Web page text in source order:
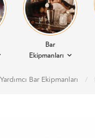
Bar
Ekipmanları
Yardımcı Bar Ekipmanları